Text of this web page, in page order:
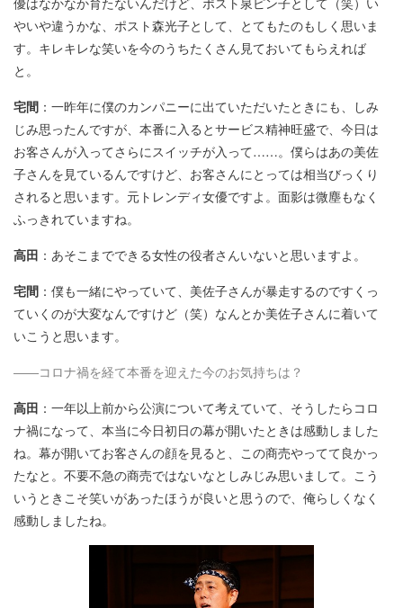
やいや違うかな、ポスト森光子として、とてもたのもしく思いま
す。キレキレな笑いを今のうちたくさん見ておいてもらえれば
と。
宅間 ：一昨年に僕のカンパニーに出ていただいたときにも、しみ
じみ思ったんですが、本番に入るとサービス精神旺盛で、今日は
お客さんが入ってさらにスイッチが入って……。僕らはあの美佐
子さんを見ているんですけど、お客さんにとっては相当びっくり
されると思います。元トレンディ女優ですよ。面影は微塵もなく
ふっきれていますね。
高田 ：あそこまでできる女性の役者さんいないと思いますよ。
宅間 ：僕も一緒にやっていて、美佐子さんが暴走するのですくっ
ていくのが大変なんですけど（笑）なんとか美佐子さんに着いて
いこうと思います。
――コロナ禍を経て本番を迎えた今のお気持ちは？
高田 ：一年以上前から公演について考えていて、そうしたらコロ
ナ禍になって、本当に今日初日の幕が開いたときは感動しました
ね。幕が開いてお客さんの顔を見ると、この商売やってて良かっ
たなと。不要不急の商売ではないなとしみじみ思いまして。こう
いうときこそ笑いがあったほうが良いと思うので、俺らしくなく
感動しましたね。